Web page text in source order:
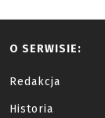
O SERWISIE:
Redakcja
Historia